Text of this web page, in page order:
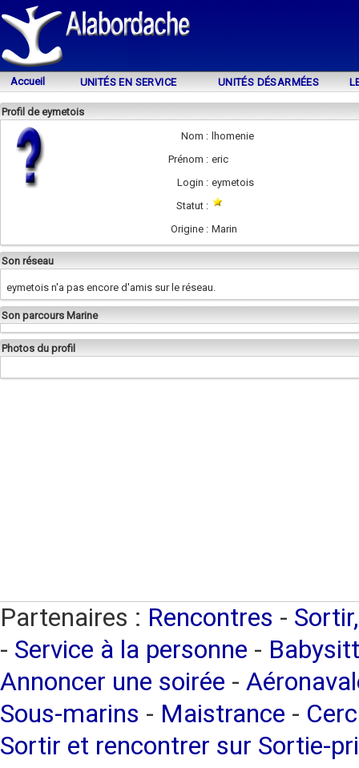
Accueil UNITÉS EN SERVICE UNITÉS DÉSARMÉES
Profil de eymetois
Nom : lhomenie
Prénom : eric
Login : eymetois
Statut :
Origine : Marin
Son réseau
eymetois n'a pas encore d'amis sur le réseau.
Son parcours Marine
Photos du profil
Partenaires : Rencontres -
- Service à la personne -
Annoncer une soirée -
Sous-marins - Maistrance -
Sortir et rencontrer sur Sortie-